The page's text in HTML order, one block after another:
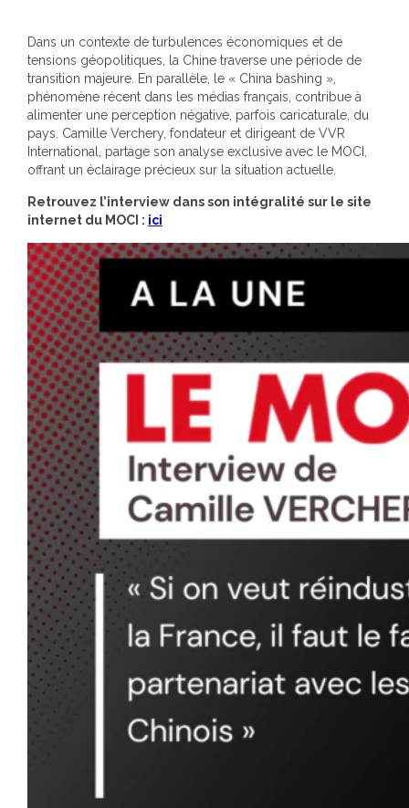
Dans un contexte de turbulences économiques et de
tensions géopolitiques, la Chine traverse une période de
transition majeure. En parallèle, le « China bashing »,
phénomène récent dans les médias français, contribue à
alimenter une perception négative, parfois caricaturale, du
pays. Camille Verchery, fondateur et dirigeant de VVR
International, partage son analyse exclusive avec le MOCI,
offrant un éclairage précieux sur la situation actuelle.
Retrouvez l’interview dans son intégralité sur le site
internet du MOCI : ici